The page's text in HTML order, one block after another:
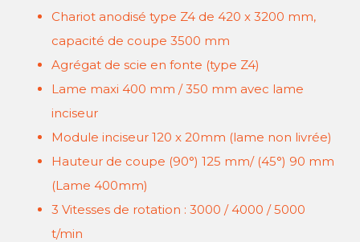
Chariot anodisé type Z4 de 420 x 3200 mm,
capacité de coupe 3500 mm
Agrégat de scie en fonte (type Z4)
Lame maxi 400 mm / 350 mm avec lame
inciseur
Module inciseur 120 x 20mm (lame non livrée)
Hauteur de coupe (90°) 125 mm/ (45°) 90 mm
(Lame 400mm)
3 Vitesses de rotation : 3000 / 4000 / 5000
t/min